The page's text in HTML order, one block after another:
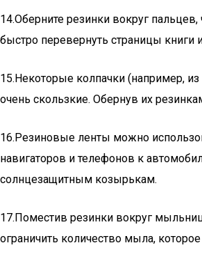
14.Оберните резинки вокруг
быстро перевернуть страницы книги
15.Некоторые колпачки (например, из
очень скользкие. Обернув их
16.Резиновые ленты можно
навигаторов и телефонов к
солнцезащитным козырькам.
17.Поместив резинки вокруг
ограничить количество мыла,